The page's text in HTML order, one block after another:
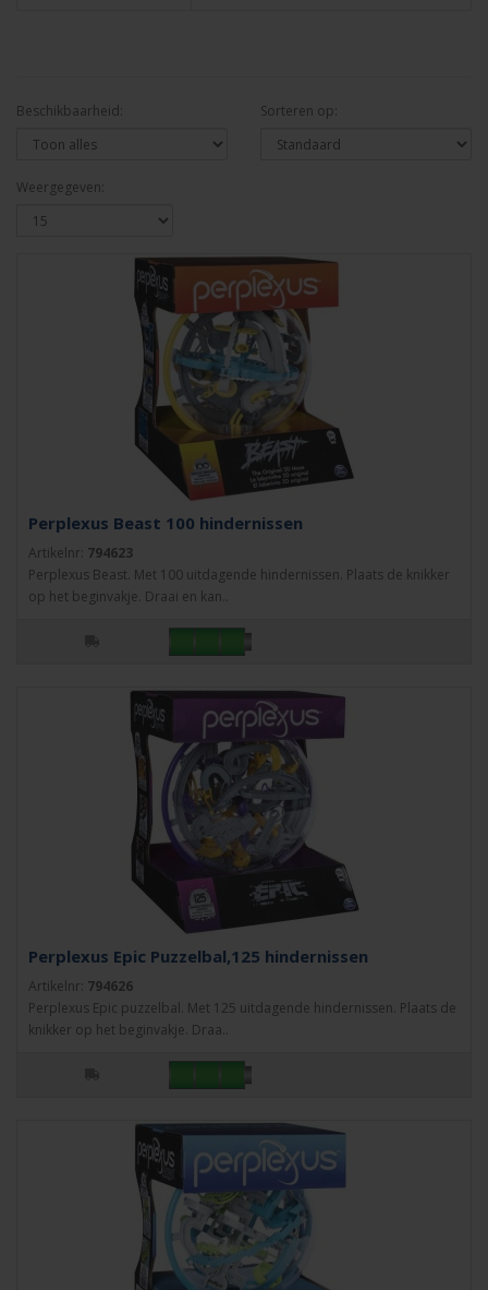
Beschikbaarheid: Sorteren op:
Weergegeven:
Perplexus Beast 100 hindernissen
Artikelnr: 794623
Perplexus Beast. Met 100 uitdagende hindernissen. Plaats de knikker
op het beginvakje. Draai en kan..
Perplexus Epic Puzzelbal,125 hindernissen
Artikelnr: 794626
Perplexus Epic puzzelbal. Met 125 uitdagende hindernissen. Plaats de
knikker op het beginvakje. Draa..